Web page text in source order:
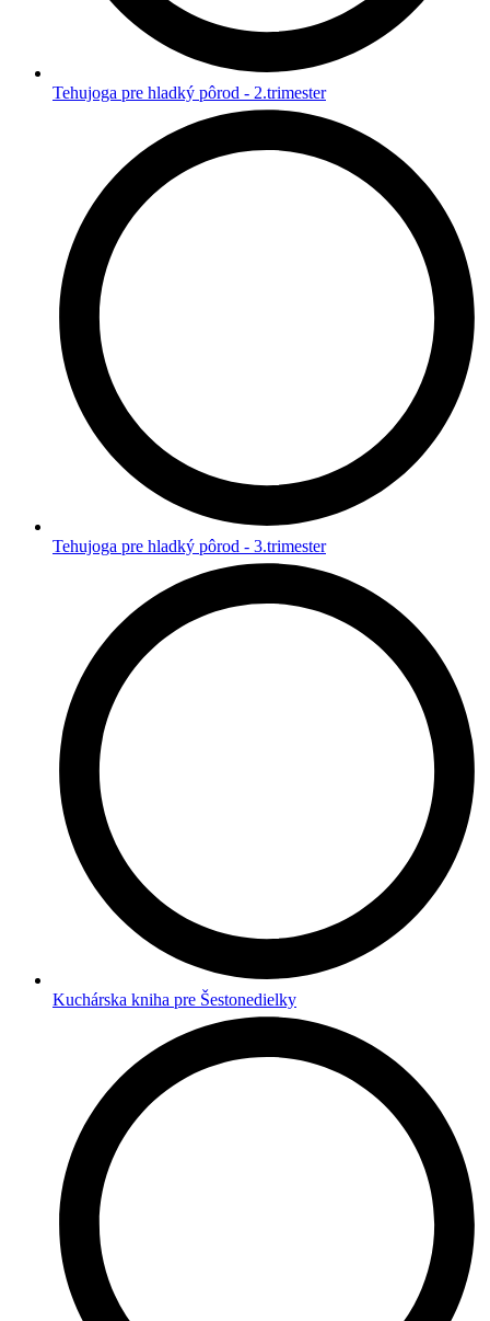
Tehujoga pre hladký pôrod - 2.trimester
Tehujoga pre hladký pôrod - 3.trimester
Kuchárska kniha pre Šestonedielky